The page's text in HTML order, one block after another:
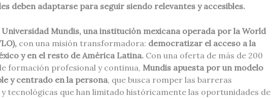
deben adaptarse para seguir siendo relevantes y accesibles.
Mundis, una institución mexicana operada por la World
con una misión transformadora: democratizar el acceso a la
y en el resto de América Latina.Con una oferta de más de 200
formación profesional y continua, Mundis apuesta por un modelo
y centrado en la persona, que busca romper las barreras
tecnológicas que han limitado históricamente las oportunidades de